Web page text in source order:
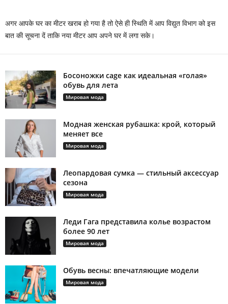
अगर आपके घर का मीटर खराब हो गया है तो ऐसे ही स्थिति में आप विद्युत विभाग को इस
बात की सूचना दें ताकि नया मीटर आप अपने घर में लगा सके।
Босоножки cage как идеальная «голая»
обувь для лета
Мировая мода
Модная женская рубашка: крой, который
меняет все
Мировая мода
Леопардовая сумка — стильный аксессуар
сезона
Мировая мода
Леди Гага представила колье возрастом
более 90 лет
Мировая мода
Обувь весны: впечатляющие модели
Мировая мода